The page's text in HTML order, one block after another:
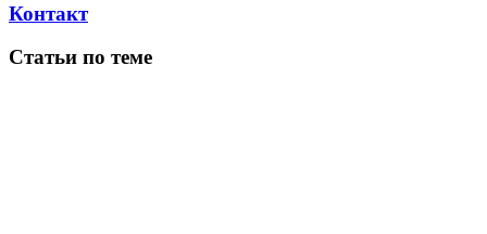
Контакт
Статьи по теме